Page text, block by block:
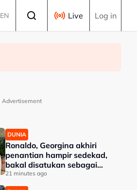
EN Live Log in
Advertisement
DUNIA
Ronaldo, Georgina akhiri
penantian hampir sedekad,
bakal disatukan sebagai
suami isteri
21 minutes ago